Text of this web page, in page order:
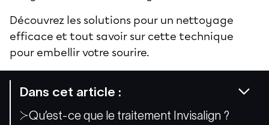
Découvrez les solutions pour un nettoyage
efficace et tout savoir sur cette technique
pour embellir votre sourire.
Dans cet article :
Qu’est-ce que le traitement Invisalign ?